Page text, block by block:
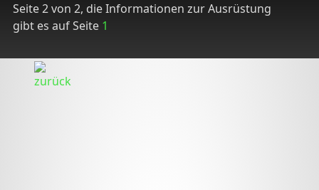
Seite 2 von 2, die Informationen zur Ausrüstung
gibt es auf Seite1